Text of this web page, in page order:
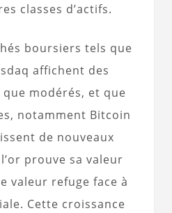
classes d’actifs.
boursiers tels que
affichent des
modérés, et que
notamment Bitcoin
de nouveaux
prouve sa valeur
valeur refuge face à
Cette croissance